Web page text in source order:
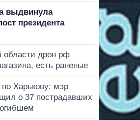
выдвинула
президента
области дрон рф
есть раненые
Харькову: мэр
о 37 пострадавших